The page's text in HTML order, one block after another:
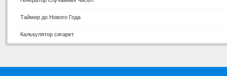
Таймер до Нового Года
Калькулятор сигарет